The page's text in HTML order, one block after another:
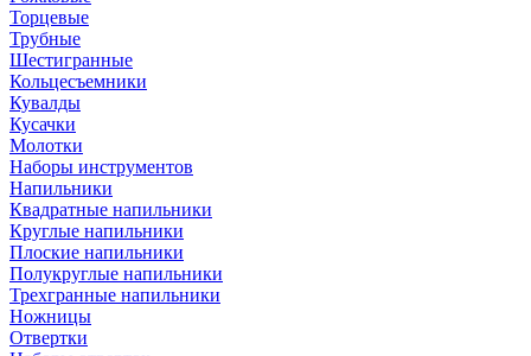
Торцевые
Трубные
Шестигранные
Кольцесъемники
Кувалды
Кусачки
Молотки
Наборы инструментов
Напильники
Квадратные напильники
Круглые напильники
Плоские напильники
Полукруглые напильники
Трехгранные напильники
Ножницы
Отвертки